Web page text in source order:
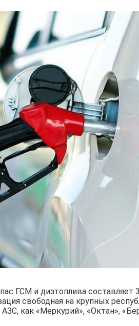
ГСМ и дизтоплива составляет
свободная на крупных
как «Меркурий», «Октан»,